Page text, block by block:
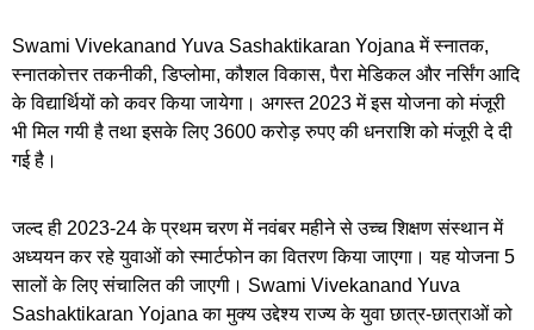
Swami Vivekanand Yuva Sashaktikaran Yojana में स्नातक,
स्नातकोत्तर तकनीकी, डिप्लोमा, कौशल विकास, पैरा मेडिकल और नर्सिंग आदि
के विद्यार्थियों को कवर किया जायेगा। अगस्त 2023 में इस योजना को मंजूरी
भी मिल गयी है तथा इसके लिए 3600 करोड़ रुपए की धनराशि को मंजूरी दे दी
गई है।
जल्द ही 2023-24 के प्रथम चरण में नवंबर महीने से उच्च शिक्षण संस्थान में
अध्ययन कर रहे युवाओं को स्मार्टफोन का वितरण किया जाएगा। यह योजना 5
सालों के लिए संचालित की जाएगी। Swami Vivekanand Yuva
Sashaktikaran Yojana का मुक्य उद्देश्य राज्य के युवा छात्र-छात्राओं को